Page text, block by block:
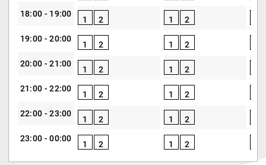
18:00 - 19:00
19:00 - 20:00
20:00 - 21:00
21:00 - 22:00
22:00 - 23:00
23:00 - 00:00
1 2 1 2
1 2 1 2
1 2 1 2
1 2 1 2
1 2 1 2
1 2 1 2